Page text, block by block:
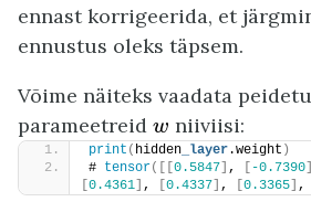
ennast korrigeerida, et
ennustus oleks täpsem.
Võime näiteks vaadata
parameetreid w
w niiviisi:
print ( hidden _layer.weight )
# tensor([[ 0.5847 , -0.7390
0.4361 , 0.4337 , 0.3365 ,